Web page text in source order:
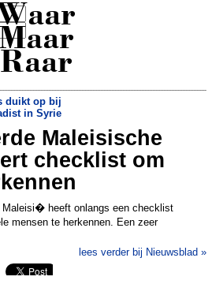
Raar
duikt op bij
in Syrie
jij de vrouw die zich probeert te
voor de politie?»
Maleisische
checklist om
Maleisi� heeft onlangs een checklist
mensen te herkennen. Een zeer
lees verder bij Nieuwsblad »